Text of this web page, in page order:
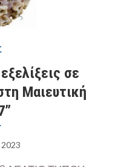
σε
Μαιευτική
2023